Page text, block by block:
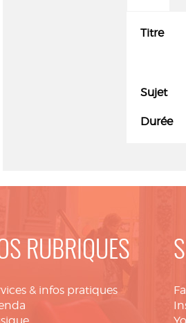
Titre
Sujet
Durée
RUBRIQUES
& infos pratiques